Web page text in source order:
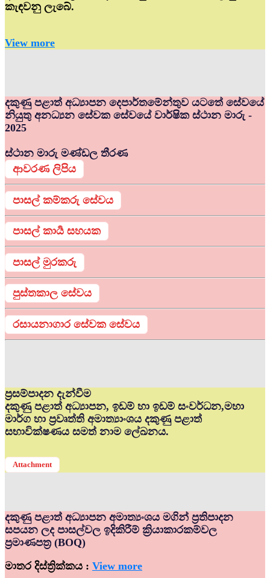
කැඳවනු ලැබේ.
View more
දකුණු පළාත් අධ්‍යාපන දෙපාර්තමේන්තුව යටතේ සේවයේ
නියුතු අනධ්‍යන සේවක සේවයේ වාර්ෂික ස්ථාන මාරු -
2025
ස්ථාන මාරු මණ්ඩල තීරණ
ආවරණ ලිපිය
පාසල් කම්කරු සේවය
පාසල් කාර්‍ය සහයක
පාසල් මුරකරු
පුස්තකාල සේවය
රසායනාගාර සේවක සේවය
ප්‍රසම්පාදන දැන්වීම
දකුණු පළාත් අධ්‍යාපන, ඉඩම් හා ඉඩම් සංවර්ධන,මහා
මාර්ග හා ප්‍රවෘත්ති අමාත්‍යාංශය දකුණු පළාත්
සභාවික්ෂණය සමත් නාම ලේඛනය.
Attachment
දකුණු පළාත් අධ්‍යාපන අමාත්‍යංශය මගින් ප්‍රතිපාදන
සපයන ලද පාසල්වල ඉදිකිරීම් ක්‍රියාකාරකම්වල
ප්‍රමාණපත්‍ර (BOQ)
මාතර දිස්ත්‍රික්කය : View more